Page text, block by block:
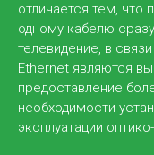
отличается тем, что
одному кабелю
телевидение, в
Ethernet являются
предоставление
необходимости
эксплуатации
Одним из решений
процессов
затрат на ИТ
облачного
спектра